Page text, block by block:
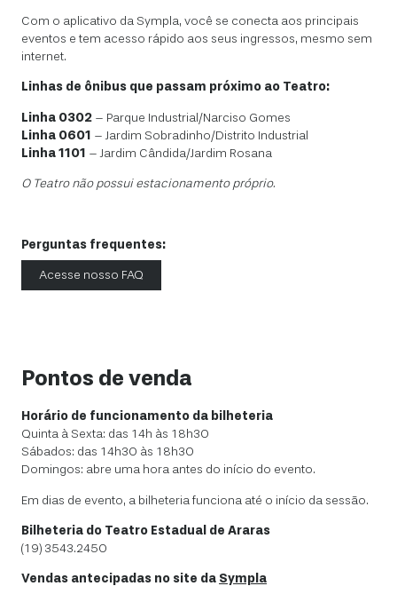
Com o aplicativo da Sympla, você se conecta aos principais
eventos e tem acesso rápido aos seus ingressos, mesmo sem
internet.
Linhas de ônibus que passam próximo ao Teatro:
Linha 0302 – Parque Industrial/Narciso Gomes
Linha 0601 – Jardim Sobradinho/Distrito Industrial
Linha 1101 – Jardim Cândida/Jardim Rosana
O Teatro não possui estacionamento próprio.
Perguntas frequentes:
Acesse nosso FAQ
Pontos de venda
Horário de funcionamento da bilheteria
Quinta à Sexta: das 14h às 18h30
Sábados: das 14h30 às 18h30
Domingos: abre uma hora antes do início do evento.
Em dias de evento, a bilheteria funciona até o início da sessão.
Bilheteria do Teatro Estadual de Araras
(19) 3543.2450
Vendas antecipadas no site da Sympla